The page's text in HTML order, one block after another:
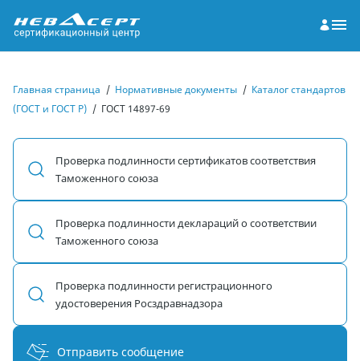
Главная страница / Нормативные документы / Каталог стандартов
(ГОСТ и ГОСТ Р) / ГОСТ 14897-69
Проверка подлинности сертификатов соответствия
Таможенного союза
Проверка подлинности деклараций о соответствии
Таможенного союза
Проверка подлинности регистрационного
удостоверения Росздравнадзора
Отправить сообщение